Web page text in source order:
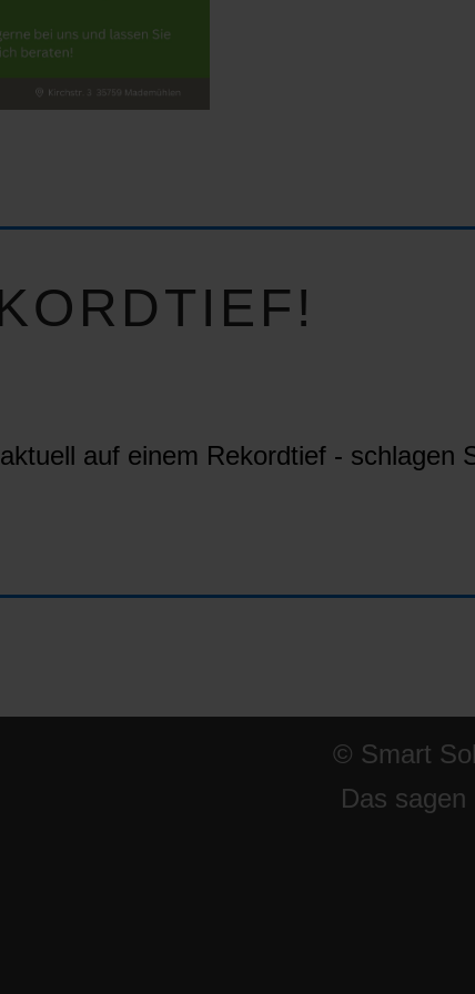
auf einem Rekordtief - schlagen
© Smart
Das sagen